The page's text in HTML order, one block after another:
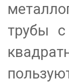
трубы